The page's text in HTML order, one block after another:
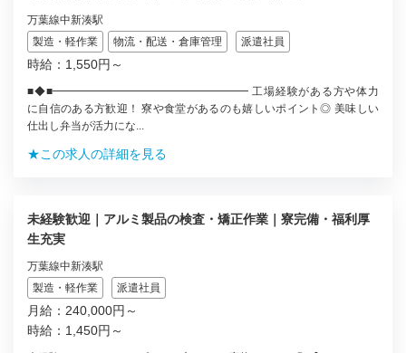
万葉線中新湊駅
製造・軽作業
物流・配送・倉庫管理 派遣社員
時給：1,550円～
■◆■━━━━━━━━━━━━━━━━━━ 工場経験がある方や体力
に自信のある方歓迎！ 寮や食堂があるのも嬉しいポイント◎ 美味しい
仕出し弁当が活力にな...
★この求人の詳細を見る
未経験歓迎｜アルミ製品の検査・矯正作業｜寮完備・福利厚
生充実
万葉線中新湊駅
製造・軽作業
派遣社員
月給：240,000円～
時給：1,450円～